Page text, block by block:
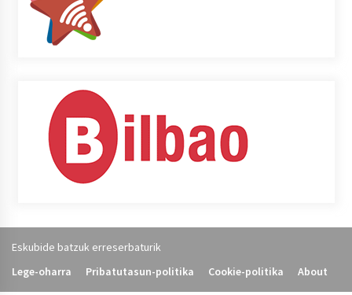
Eskubide batzuk erreserbaturik
Lege-oharra
Pribatutasun-politika Cookie-politika About